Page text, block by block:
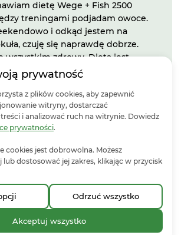
zakochany! Obiady są zdrowe,
dodatków, a do tego
Moja rada - podgrzewać
Jeśli chcecie zjeść zdrowo i
później jemy przepyszny
dietę Wege + Fish 2500
treningami podjadam owoce.
i odkąd jestem na
czuję się naprawdę dobrze.
i codziennie dostarczam
witamin i ważnych dla mojego
Gorąco polecam
Formela, profesjonalny
prywatność
z plików cookies, aby zapewnić
witryny, dostarczać
i analizować ruch na witrynie. Dowiedz
prywatności.
cookies jest dobrowolna. Możesz
lub dostosować jej zakres, klikając w przycisk
Odrzuć wszystko
Akceptuj wszystko